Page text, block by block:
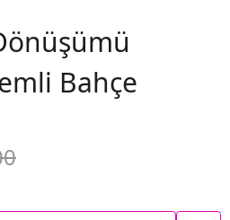
Bahçe